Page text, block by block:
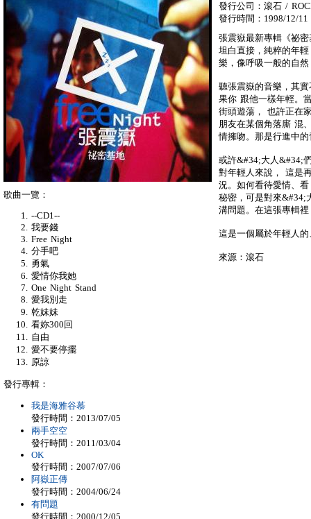
發行公司：滾石 /
發行時間：1998/12/11
張震嶽最新專輯《祕
坦白直接，純粹的年
樂，像呼吸一般的自
聽張震嶽的音樂，其
果你 跟他一樣年輕。
街頭遊蕩， 也許正在
朋友在某個角落廝 混
情擁吻。那是行進中的
或許&#34;大人&#34;
對年輕人來說， 這是
況。如何看待愛情、
秘密，可是對來&#34;
溝問題。在這張專輯
這是一個屬於年輕人
來源：滾石
歌曲一覽：
--CD1--
我要錢
Free Night
分手吧
勇氣
愛情你我她
One Night Stand
愛我別走
乾妹妹
看妳300回
自由
愛不要停擺
原諒
發行專輯：
我是海雅谷慕
發行時間：2013/07/05
兩手空空
發行時間：2011/03/04
OK
發行時間：2007/07/06
阿嶽正傳
發行時間：2004/06/24
有問題
發行時間：2000/12/05